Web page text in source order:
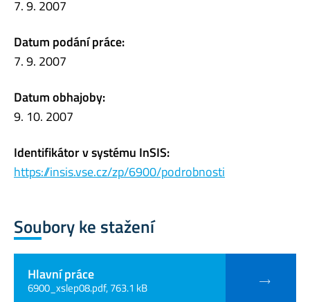
7. 9. 2007
Datum podání práce:
7. 9. 2007
Datum obhajoby:
9. 10. 2007
Identifikátor v systému InSIS:
https://insis.vse.cz/zp/6900/podrobnosti
Soubory ke stažení
Hlavní práce
6900_xslep08.pdf, 763.1 kB